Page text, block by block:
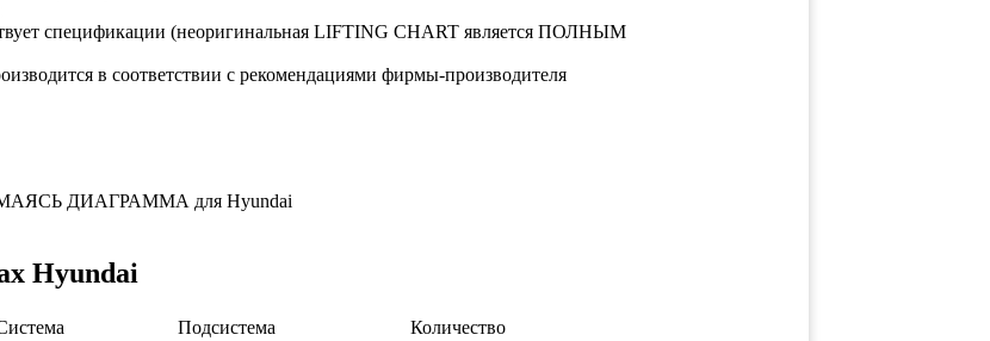
спецификации (неоригинальная LIFTING CHART является ПОЛНЫМ
в соответствии с рекомендациями фирмы-производителя
ДИАГРАММА для Hyundai
Hyundai
Подсистема
Количество